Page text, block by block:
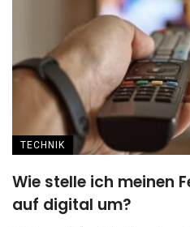
TECHNIK
Wie stelle ich meinen
auf digital um?